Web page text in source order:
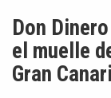
Don
el muelle
Gran